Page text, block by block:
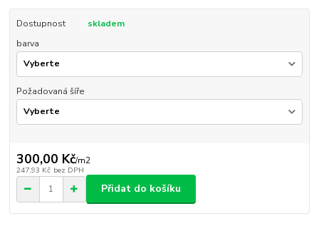
Dostupnost
skladem
barva
Požadovaná šíře
300,00 Kč/m2
247,93 Kč bez DPH
Přidat do košíku